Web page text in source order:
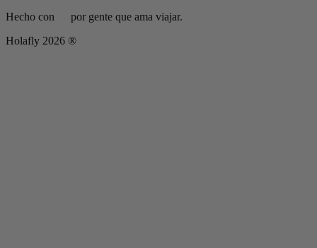
Hecho con
por gente que ama viajar.
Holafly 2026 ®